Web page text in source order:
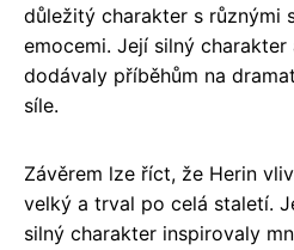
důležitý charakter s různými
emocemi. Její silný
dodávaly příběhům na
síle.
Závěrem lze říct, že Herin
velký a trval po celá staletí.
silný charakter inspirovaly